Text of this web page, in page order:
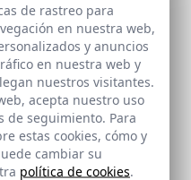
casual
vestir business casual.
de rastreo para
en nuestra web,
y anuncios
en nuestra web y
nuestros visitantes.
acepta nuestro uso
de seguimiento. Para
estas cookies, cómo y
cambiar su
política de cookies.